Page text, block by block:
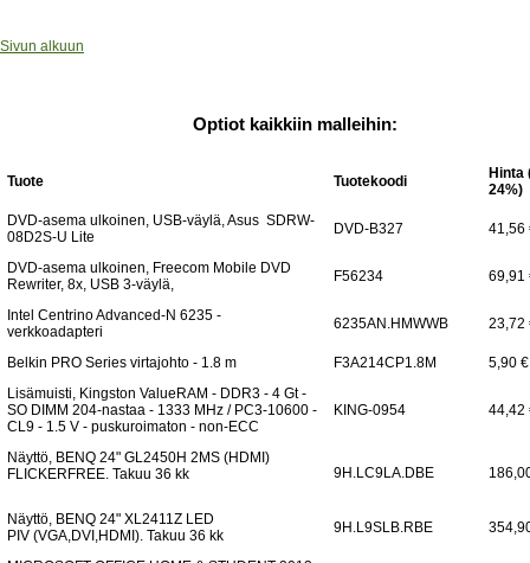
Sivun alkuun
Optiot kaikkiin malleihin:
Tuote Tuotekoodi
Hinta
24%)
DVD-asema ulkoinen, USB-väylä, Asus SDRW-
08D2S-U Lite
DVD-B327 41,56
DVD-asema ulkoinen, Freecom Mobile DVD
Rewriter, 8x, USB 3-väylä,
F56234 69,91
Intel Centrino Advanced-N 6235 -
verkkoadapteri
6235AN.HMWWB 23,72
Belkin PRO Series virtajohto - 1.8 m F3A214CP1.8M
5,90 €
Lisämuisti, Kingston ValueRAM - DDR3 - 4 Gt -
SO DIMM 204-nastaa - 1333 MHz / PC3-10600 -
CL9 - 1.5 V - puskuroimaton - non-ECC
KING-0954 44,42
Näyttö, BENQ 24" GL2450H 2MS (HDMI)
FLICKERFREE. Takuu 36 kk
9H.LC9LA.DBE
Näyttö, BENQ 24" XL2411Z LED
PIV (VGA,DVI,HDMI). Takuu 36 kk
9H.L9SLB.RBE